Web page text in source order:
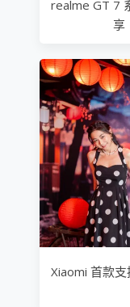
realme GT 7
享
Xiaomi 首款